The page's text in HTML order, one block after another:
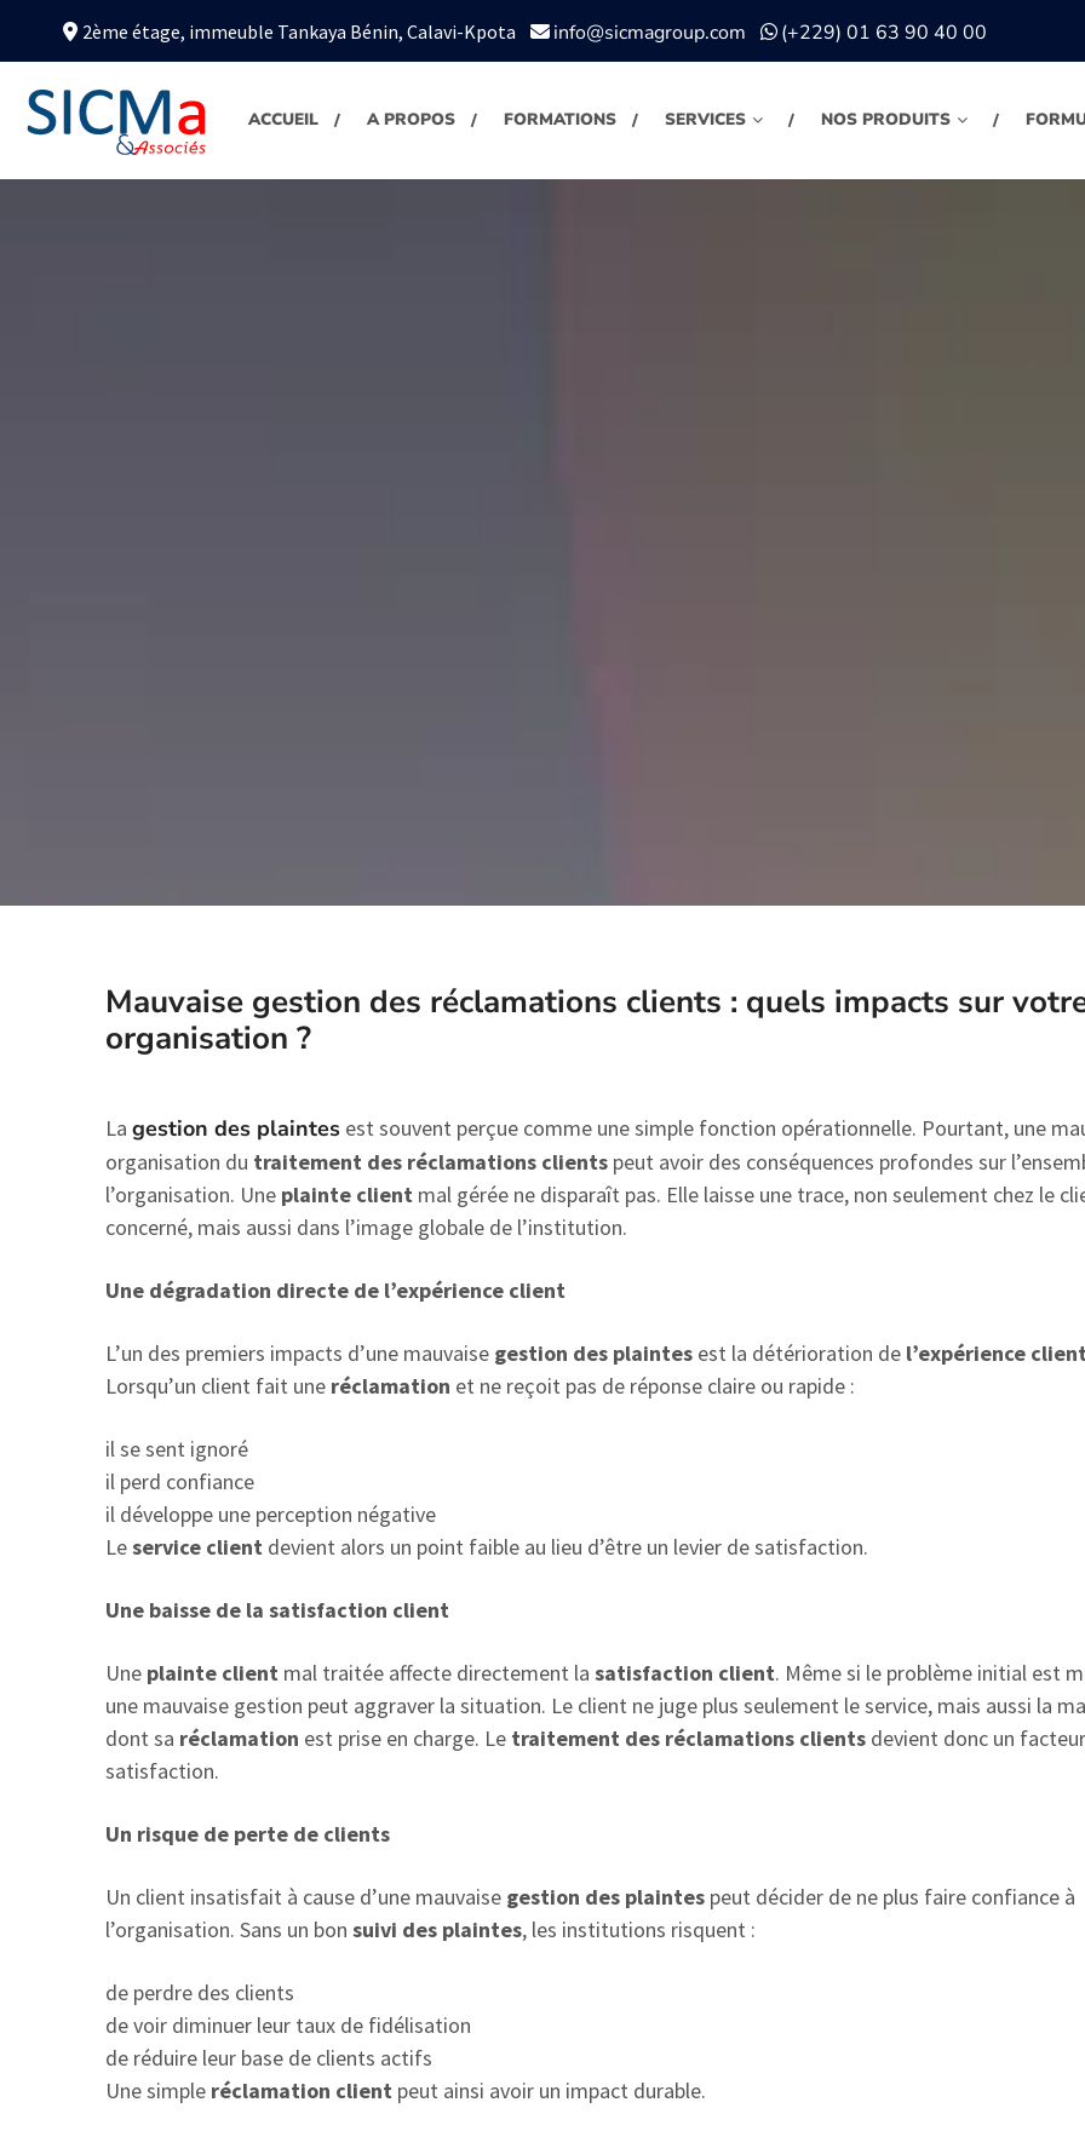
2ème étage, immeuble Tankaya Bénin, Calavi-Kpota info@sicmagroup.com (+229) 01 63 90 40 00
ACCUEIL A PROPOS FORMATIONS SERVICES NOS PRODUITS
Mauvaise gestion des réclamations clients : quels impacts sur
organisation ?
La gestion des plaintes est souvent perçue comme une simple fonction opérationnelle. Pourtant, une
organisation du traitement des réclamations clients peut avoir des conséquences profondes sur
l’organisation. Une plainte client mal gérée ne disparaît pas. Elle laisse une trace, non seulement chez le
concerné, mais aussi dans l’image globale de l’institution.
Une dégradation directe de l’expérience client
L’un des premiers impacts d’une mauvaise gestion des plaintes est la détérioration de l’expérience
Lorsqu’un client fait une réclamation et ne reçoit pas de réponse claire ou rapide :
il se sent ignoré
il perd confiance
il développe une perception négative
Leservice client devient alors un point faible au lieu d’être un levier de satisfaction.
Une baisse de la satisfaction client
Une plainte client mal traitée affecte directement la satisfaction client. Même si le problème initial est
une mauvaise gestion peut aggraver la situation. Le client ne juge plus seulement le service, mais aussi la
dont sa réclamation est prise en charge. Le traitement des réclamations clients devient donc un
satisfaction.
Un risque de perte de clients
Un client insatisfait à cause d’une mauvaise gestion des plaintes peut décider de ne plus faire confiance à
l’organisation. Sans un bon suivi des plaintes, les institutions risquent :
de perdre des clients
de voir diminuer leur taux de fidélisation
de réduire leur base de clients actifs
Une simple réclamation client peut ainsi avoir un impact durable.